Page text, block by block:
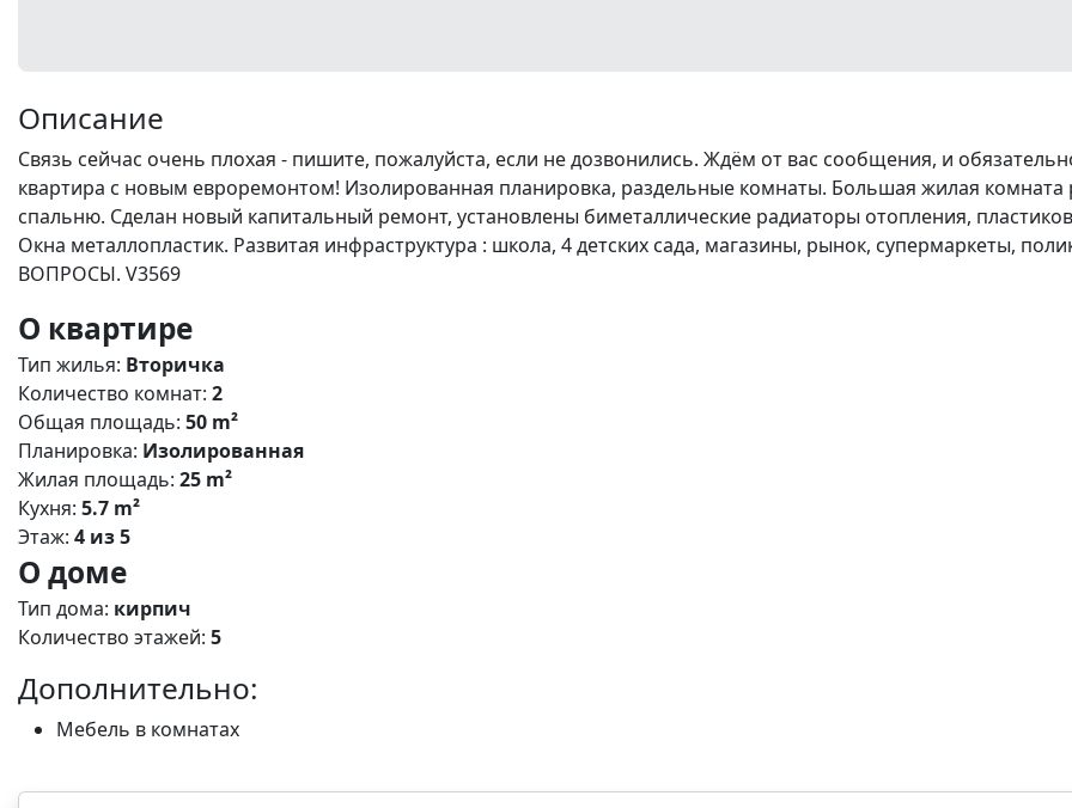
Описание
Связь сейчас очень плохая - пишите, пожалуйста, если не дозвонились. Ждём от вас сообщения, и
квартира с новым евроремонтом! Изолированная планировка, раздельные комнаты. Большая жилая комната
спальню. Сделан новый капитальный ремонт, установлены биметаллические радиаторы отопления,
Окна металлопластик. Развитая инфраструктура : школа, 4 детских сада, магазины, рынок, супермаркеты,
ВОПРОСЫ. V3569
О квартире
Тип жилья: Вторичка
Количество комнат: 2
Общая площадь: 50 m²
Планировка: Изолированная
Жилая площадь: 25 m²
Кухня: 5.7 m²
Этаж: 4 из 5
О доме
Тип дома: кирпич
Количество этажей: 5
Дополнительно:
Мебель в комнатах